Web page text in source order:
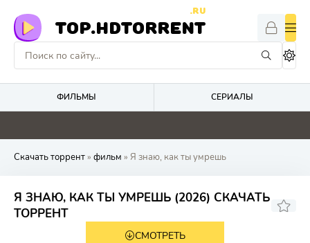
TOP.HDTORRENT
.RU
ФИЛЬМЫ СЕРИАЛЫ
0 0 0 0
Скачать торрент» фильм » Я знаю, как ты умрешь
Я ЗНАЮ, КАК ТЫ УМРЕШЬ (2026) СКАЧАТЬ
ТОРРЕНТ
СМОТРЕТЬ